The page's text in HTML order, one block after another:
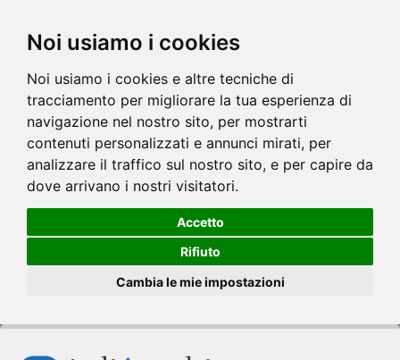
Noi usiamo i cookies
Noi usiamo i cookies e altre tecniche di
tracciamento per migliorare la tua esperienza di
navigazione nel nostro sito, per mostrarti
contenuti personalizzati e annunci mirati, per
analizzare il traffico sul nostro sito, e per capire da
dove arrivano i nostri visitatori.
Accetto
Rifiuto
Cambia le mie impostazioni